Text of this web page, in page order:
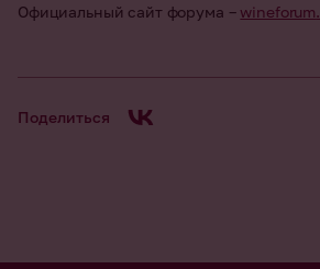
Официальный сайт форума – wineforum.
Поделиться